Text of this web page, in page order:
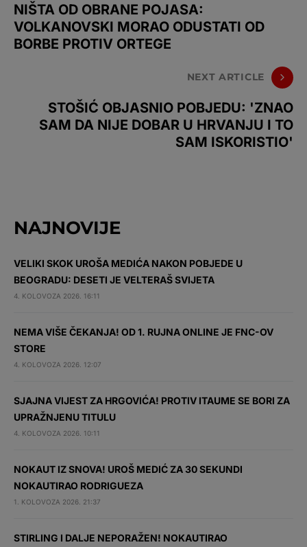
NIŠTA OD OBRANE POJASA:
VOLKANOVSKI MORAO ODUSTATI OD
BORBE PROTIV ORTEGE
NEXT ARTICLE
STOŠIĆ OBJASNIO POBJEDU: 'ZNAO
SAM DA NIJE DOBAR U HRVANJU I TO
SAM ISKORISTIO'
NAJNOVIJE
VELIKI SKOK UROŠA MEDIĆA NAKON POBJEDE U
BEOGRADU: DESETI JE VELTERAŠ SVIJETA
4. KOLOVOZA 2026. 16:11
NEMA VIŠE ČEKANJA! OD 1. RUJNA ONLINE JE FNC-OV
STORE
4. KOLOVOZA 2026. 12:07
SJAJNA VIJEST ZA HRGOVIĆA! PROTIV ITAUME SE BORI ZA
UPRAŽNJENU TITULU
4. KOLOVOZA 2026. 10:11
NOKAUT IZ SNOVA! UROŠ MEDIĆ ZA 30 SEKUNDI
NOKAUTIRAO RODRIGUEZA
1. KOLOVOZA 2026. 21:37
STIRLING I DALJE NEPORAŽEN! NOKAUTIRAO